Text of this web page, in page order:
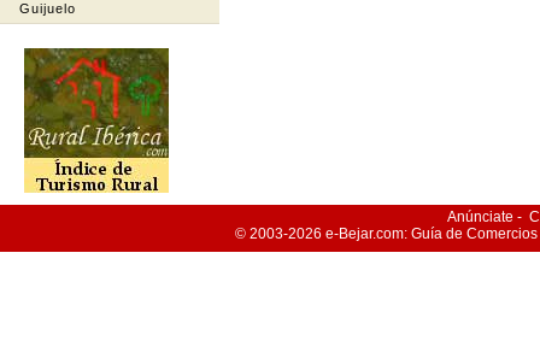
Guijuelo
Anúnciate -
© 2003-2026 e-Bejar.com: Guía de